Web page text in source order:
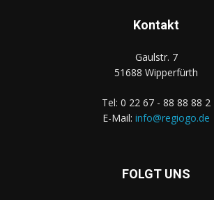
Kontakt
Gaulstr. 7
51688 Wipperfürth
Tel: 0 22 67 - 88 88 88 2
E-Mail: info@regiogo.de
FOLGT UNS